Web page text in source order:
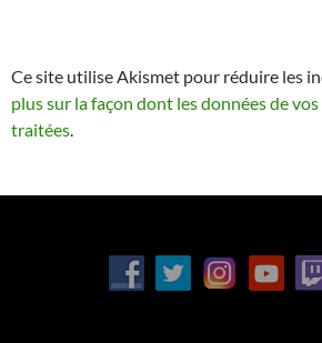
Ce site utilise Akismet pour réduire les
plus sur la façon dont les données de
traitées.